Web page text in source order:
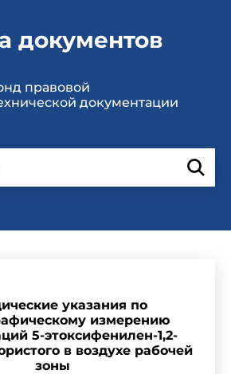
документов
правовой
документации
указания по
измерению
5-этоксифенилен-1,2-
в воздухе рабочей
зоны